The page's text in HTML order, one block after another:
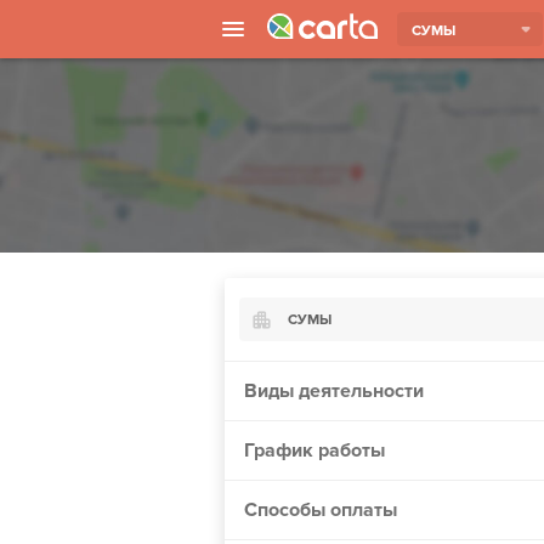
СУМЫ
СУМЫ
Борисполь
Виды деятельности
График работы
Способы оплаты